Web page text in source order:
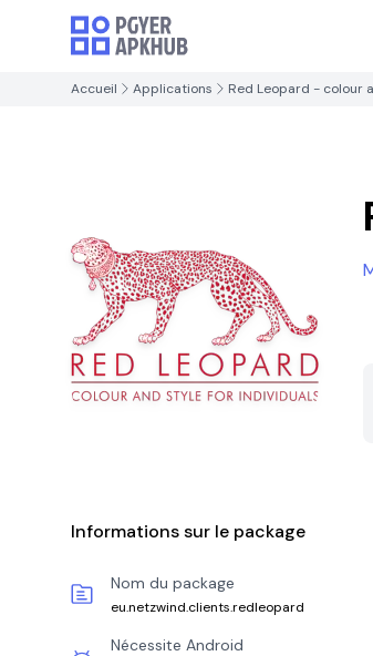
Accueil Applications Red Leopard - colour
Informations sur le package
Nom du package
eu.netzwind.clients.redleopard
Nécessite Android